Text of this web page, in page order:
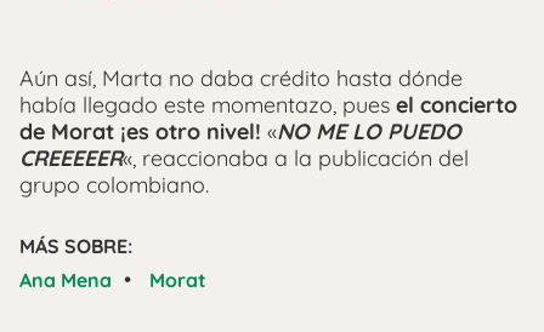
Aún así, Marta no daba crédito hasta dónde
había llegado este momentazo, pues el concierto
de Morat ¡es otro nivel! «NO ME LO PUEDO
CREEEEER«, reaccionaba a la publicación del
grupo colombiano.
MÁS SOBRE:
Ana Mena • Morat